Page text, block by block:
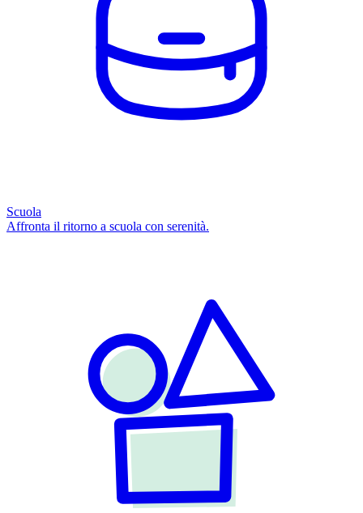
Scuola
Affronta il ritorno a scuola con serenità.